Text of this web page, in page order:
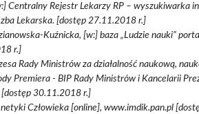
Centralny Rejestr Lekarzy RP – wyszukiwarka
Lekarska. [dostęp 27.11.2018 r.]
Kuźnicka, [w:] baza „Ludzie nauki”
r.]
Rady Ministrów za działalność naukową,
Premiera - BIP Rady Ministrów i Kancelarii
30.11.2018 r.]
Człowieka [online], www.imdik.pan.pl